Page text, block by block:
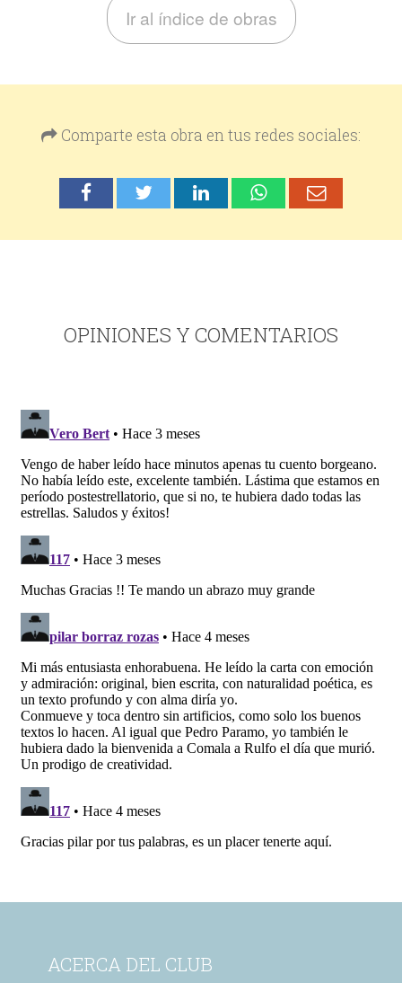
Ir al índice de obras
Comparte esta obra en tus redes sociales:
OPINIONES Y COMENTARIOS
ACERCA DEL CLUB